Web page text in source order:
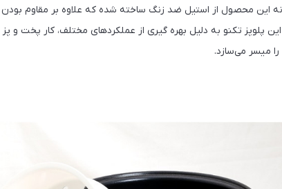
این محصول از استیل ضد زنگ ساخته شده که علاوه بر مقاوم بودن
پلوپز تکنو به دلیل بهره گیری از عملکردهای مختلف، کار پخت
میسر می‌سازد.